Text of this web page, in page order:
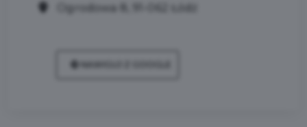
Ogrodowa 8, 91-062 Łódź
NAWIGUJ Z GOOGLE